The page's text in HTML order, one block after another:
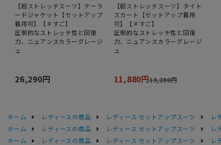
【超ストレッチスーツ】テーラ
ードジャケット【セットアップ
着用可】【＃すご】
圧倒的なストレッチ性と回復
力、ニュアンスカラーグレージ
ュ
26,290円
【超ストレッチスーツ】タイト
スカート【セットアップ着用
可】【＃すご】
圧倒的なストレッチ性と回復
力、ニュアンスカラーグレージ
ュ
11,880円13,200円
ホーム レディースの商品 レディース セットアップスーツ
レ
ホーム
レディースの商品 レディース セットアップスーツ
レ
ホーム
レディースの商品 レディース セットアップスーツ
レ